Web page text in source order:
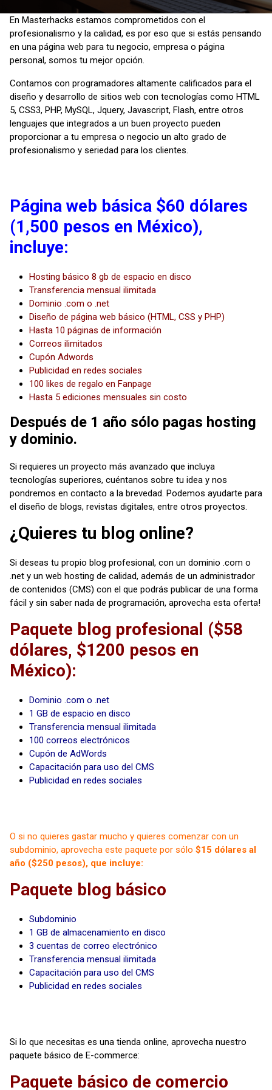
En Masterhacks estamos comprometidos con el
profesionalismo y la calidad, es por eso que si estás pensando
en una página web para tu negocio, empresa o página
personal, somos tu mejor opción.
Contamos con programadores altamente calificados para el
diseño y desarrollo de sitios web con tecnologías como HTML
5, CSS3, PHP, MySQL, Jquery, Javascript, Flash, entre otros
lenguajes que integrados a un buen proyecto pueden
proporcionar a tu empresa o negocio un alto grado de
profesionalismo y seriedad para los clientes.
Página web básica $60 dólares
(1,500 pesos en México),
incluye:
Hosting básico 8 gb de espacio en disco
Transferencia mensual ilimitada
Dominio .com o .net
Diseño de página web básico (HTML, CSS y PHP)
Hasta 10 páginas de información
Correos ilimitados
Cupón Adwords
Publicidad en redes sociales
100 likes de regalo en Fanpage
Hasta 5 ediciones mensuales sin costo
Después de 1 año sólo pagas hosting
y dominio.
Si requieres un proyecto más avanzado que incluya
tecnologías superiores, cuéntanos sobre tu idea y nos
pondremos en contacto a la brevedad. Podemos ayudarte para
el diseño de blogs, revistas digitales, entre otros proyectos.
¿Quieres tu blog online?
Si deseas tu propio blog profesional, con un dominio .com o
.net y un web hosting de calidad, además de un administrador
de contenidos (CMS) con el que podrás publicar de una forma
fácil y sin saber nada de programación, aprovecha esta oferta!
Paquete blog profesional ($58
dólares, $1200 pesos en
México):
Dominio .com o .net
1 GB de espacio en disco
Transferencia mensual ilimitada
100 correos electrónicos
Cupón de AdWords
Capacitación para uso del CMS
Publicidad en redes sociales
O si no quieres gastar mucho y quieres comenzar con un
subdominio, aprovecha este paquete por sólo $15 dólares al
año ($250 pesos), que incluye:
Paquete blog básico
Subdominio
1 GB de almacenamiento en disco
3 cuentas de correo electrónico
Transferencia mensual ilimitada
Capacitación para uso del CMS
Publicidad en redes sociales
Si lo que necesitas es una tienda online, aprovecha nuestro
paquete básico de E-commerce:
Paquete básico de comercio